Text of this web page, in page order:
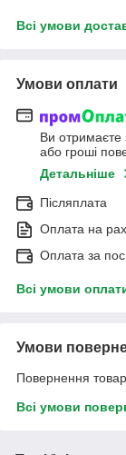
Всі умови
Умови оплати
Ви отримаєте
або гроші
Детальніше
Післяплата
Оплата на
Оплата за
Всі умови
Умови
Повернення
Всі умови